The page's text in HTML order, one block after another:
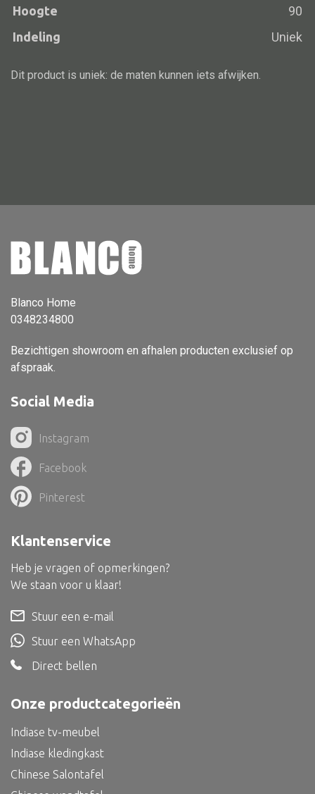
Vaas
Kandelaar
Object
Deco overig
Alle textiel
Kussen
Tapijt
Kelim
Alle bouwmateriaal
Bed
Alle oosterse meubels
Oosterse tafel
Oosterse tv meubel
Oosterse lampen
Hoogte 90
Indeling Uniek
Dit product is uniek: de maten kunnen iets afwijken.
Blanco Home
0348234800
Bezichtigen showroom en afhalen producten exclusief op
afspraak.
Social Media
Instagram
Facebook
Pinterest
Onze productcategorieën
Indiase tv-meubel
Indiase kledingkast
Chinese Salontafel
Klantenservice
Heb je vragen of opmerkingen?
We staan voor u klaar!
Stuur een e-mail
Stuur een WhatsApp
Direct bellen